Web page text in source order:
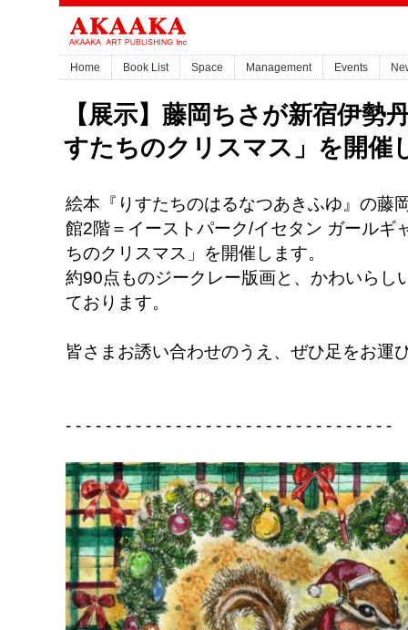
Home Book List Space Management Events
【展示】藤岡ちさが新宿伊勢
すたちのクリスマス」を開催
絵本『りすたちのはるなつあきふゆ』の藤
館2階＝イーストパーク/イセタン ガールギ
ちのクリスマス」を開催します。
約90点ものジークレー版画と、かわいらし
ております。
皆さまお誘い合わせのうえ、ぜひ足をお運
- - - - - - - - - - - - - - - - - - - - - - - - - - - - - - - - -